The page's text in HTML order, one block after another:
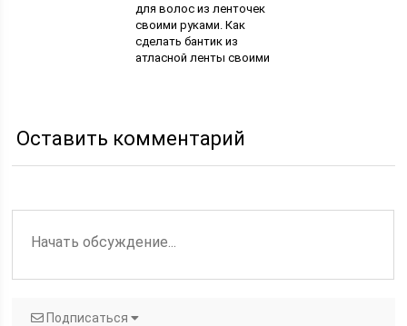
для волос из ленточек
своими руками. Как
сделать бантик из
атласной ленты своими
Оставить комментарий
Подписаться